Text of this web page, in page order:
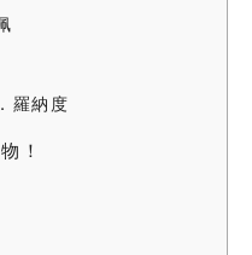
羅納度
！